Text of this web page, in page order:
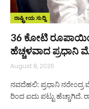
ರಾಷ್ಟ್ರೀಯ ಸುದ್ದಿ
36 ಕೋಟಿ
ಹೆಚ್ಚಳವಾದ ಪ್ರಧಾನಿ
August 8, 2026
ನವದೆಹಲಿ: ಪ್ರಧಾನಿ ನರೇಂದ್ರ
ರಿಂದ ಐದು ಪಟ್ಟು ಹೆಚ್ಚಾಗಿದೆ.